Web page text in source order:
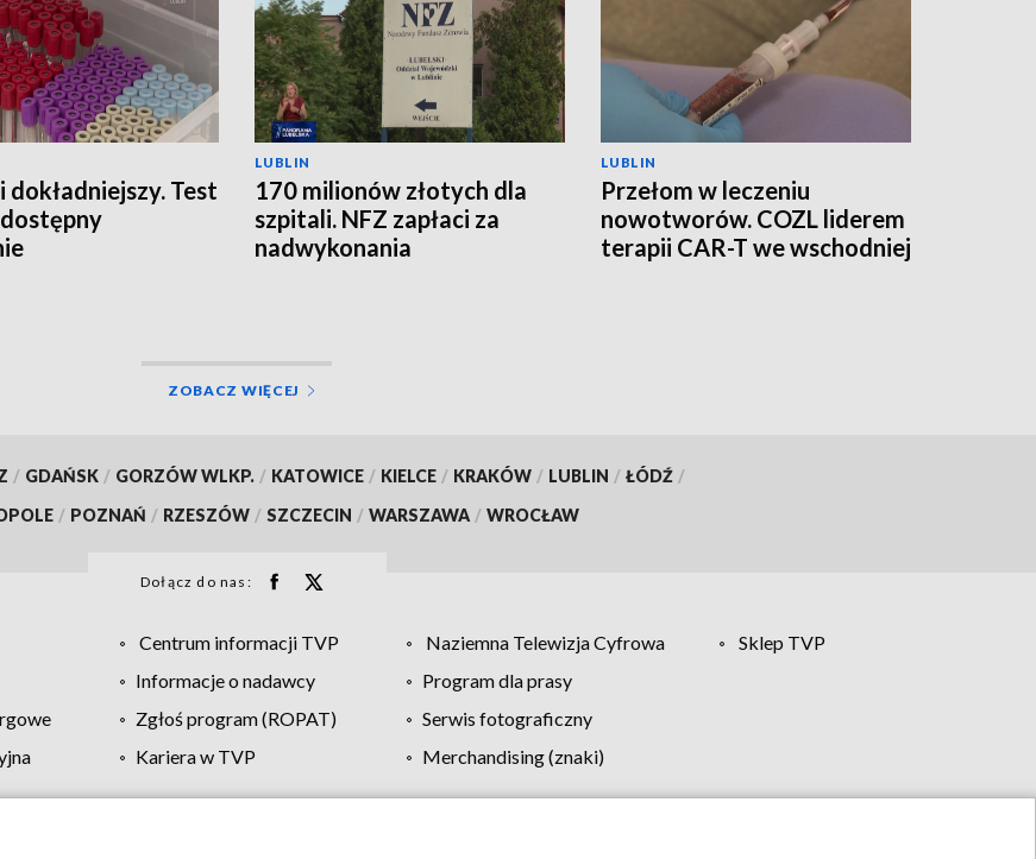
dokładniejszy. Test
LUBLIN
170 milionów złotych dla
szpitali. NFZ zapłaci za
nadwykonania
LUBLIN
Przełom w leczeniu
nowotworów. COZL liderem
terapii CAR-T we wschodniej
ZOBACZ WIĘCEJ
/ GDAŃSK / GORZÓW WLKP. / KATOWICE / KIELCE / KRAKÓW / LUBLIN / ŁÓDŹ /
/ POZNAŃ / RZESZÓW / SZCZECIN / WARSZAWA / WROCŁAW
Dołącz do nas:
Centrum informacji TVP Naziemna Telewizja Cyfrowa
Sklep TVP
Informacje o nadawcy
Program dla prasy
Zgłoś program (ROPAT)
Serwis fotograficzny
Kariera w TVP
Merchandising (znaki)